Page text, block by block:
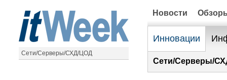
Сети/Серверы/СХД/ЦОД
Новости
Инновации
Сети/Серверы/